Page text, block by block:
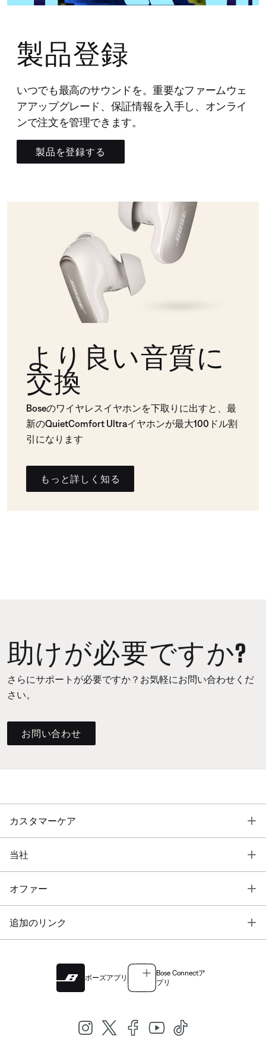
製品登録
いつでも最高のサウンドを。重要なファームウェ
アアップグレード、保証情報を入手し、オンライ
ンで注文を管理できます。
製品を登録する
より良い音質に
交換
Boseのワイヤレスイヤホンを下取りに出すと、最
新のQuietComfort Ultraイヤホンが最大100ドル割
引になります
もっと詳しく知る
助けが必要ですか?
さらにサポートが必要ですか？お気軽にお問い合わせくだ
さい。
お問い合わせ
カスタマーケア
当社
オファー
追加のリンク
ボーズアプリ
Bose Connectア
プリ